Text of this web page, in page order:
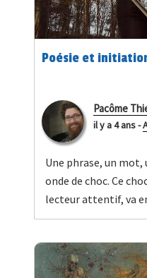
Poésie et
Pacôme
il y a 4 ans-
Une phrase, un mot,
onde de choc. Ce
lecteur attentif, va